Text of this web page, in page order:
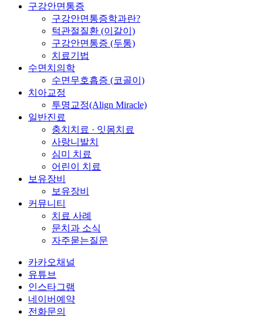
구강안면통증
구강안면통증학과란?
턱관절질환 (이갈이)
구강안면통증 (두통)
치료기법
수면치의학
수면무호흡증 (코골이)
치아교정
투명교정(Align Miracle)
일반진료
충치치료 · 잇몸치료
사랑니발치
심미 치료
어린이 치료
보유장비
보유장비
커뮤니티
치료 사례
문치과 소식
자주묻는질문
카카오채널
유튜브
인스타그램
네이버예약
전화문의